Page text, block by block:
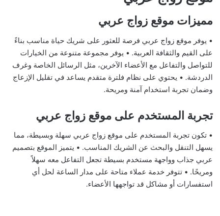
مميزات موقع زواج عربي
• يوفر موقع زواج عربي فرصة للعثور على شريك حياة مناسب بناءً
على القيم والثقافة العربية. • يوفر مجموعة متنوعة من الخيارات
للتواصل والتفاعل مع الأعضاء الآخرين، مثل الرسائل الخاصة وغرف
الدردشة. • يحتوي على نظام فلترة متقدم يساعد في تقليل الإزعاج
وضمان تجربة استخدام آمنة ومريحة.
تجربة المستخدم على موقع زواج عربي
• تكون تجربة المستخدم على موقع زواج عربي سهلة وبسيطة، مما
يسهل التنقل والبحث عن الشريك المناسب. • يتميز الموقع بتصميم
عربي جذاب وواجهة مستخدم بسيطة تجعل التفاعل معه سهلاً
ومريحًا. • تتوفر خدمة عملاء متاحة على مدار الساعة لحل أي
استفسارات أو مشاكل قد تواجهها الأعضاء.